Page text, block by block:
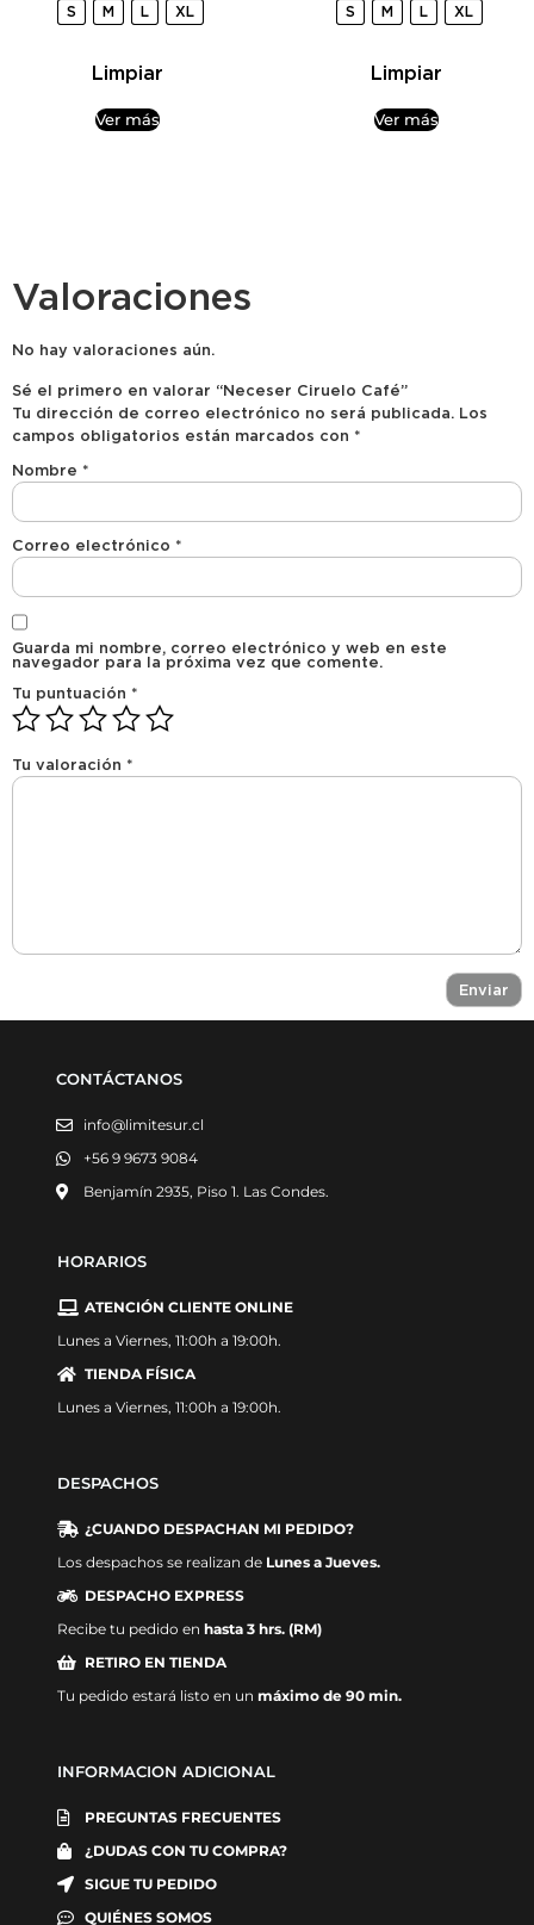
S M L XL
Limpiar
Ver más
S M L XL
Limpiar
Ver más
Valoraciones
No hay valoraciones aún.
Sé el primero en valorar “Neceser Ciruelo Café”
Tu dirección de correo electrónico no será publicada. Los
campos obligatorios están marcados con *
Nombre *
Correo electrónico *
Guarda mi nombre, correo electrónico y web en este
navegador para la próxima vez que comente.
Tu puntuación *
Tu valoración *
CONTÁCTANOS
info@limitesur.cl
+56 9 9673 9084
Benjamín 2935, Piso 1. Las Condes.
HORARIOS
ATENCIÓN CLIENTE ONLINE
Lunes a Viernes, 11:00h a 19:00h.
TIENDA FÍSICA
Lunes a Viernes, 11:00h a 19:00h.
DESPACHOS
¿CUANDO DESPACHAN MI PEDIDO?
Los despachos se realizan de Lunes a Jueves.
DESPACHO EXPRESS
Recibe tu pedido en hasta 3 hrs. (RM)
RETIRO EN TIENDA
Tu pedido estará listo en un máximo de 90 min.
INFORMACION ADICIONAL
PREGUNTAS FRECUENTES
¿DUDAS CON TU COMPRA?
SIGUE TU PEDIDO
QUIÉNES SOMOS